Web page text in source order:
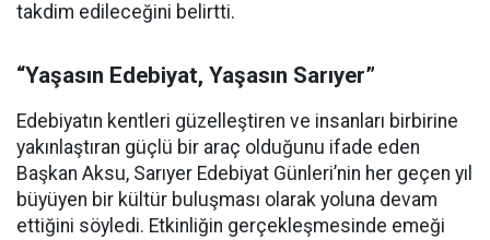
takdim edileceğini belirtti.
“Yaşasın Edebiyat, Yaşasın Sarıyer”
Edebiyatın kentleri güzelleştiren ve insanları birbirine
yakınlaştıran güçlü bir araç olduğunu ifade eden
Başkan Aksu, Sarıyer Edebiyat Günleri’nin her geçen yıl
büyüyen bir kültür buluşması olarak yoluna devam
ettiğini söyledi. Etkinliğin gerçekleşmesinde emeği